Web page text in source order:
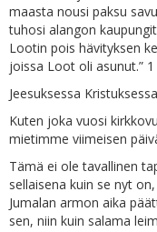
maasta nousi paksu
tuhosi alangon
Lootin pois hävityksen
joissa Loot oli asunut.”
Jeesuksessa
Kuten joka vuosi
mietimme viimeisen
Tämä ei ole tavallinen
sellaisena kuin se nyt
Jumalan armon aika
sen, niin kuin salama